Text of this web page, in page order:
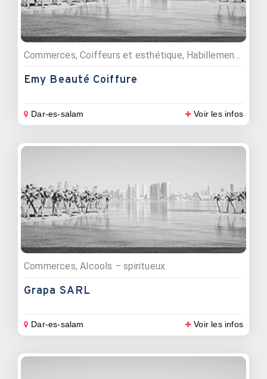
Commerces, Coiffeurs et esthétique, Habillement et mode
Emy Beauté Coiffure
Dar-es-salam Voir les infos
Commerces, Alcools – spiritueux
Grapa SARL
Dar-es-salam Voir les infos